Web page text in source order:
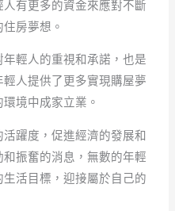
有更多的資金來應對不斷
房夢想。
輕人的重視和承諾，也是
人提供了更多實現購屋夢
境中成家立業。
躍度，促進經濟的發展和
振奮的消息，無數的年輕
活目標，迎接屬於自己的